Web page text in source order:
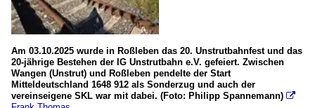
Am 03.10.2025 wurde in Roßleben das 20. Unstrutbahnfest und das
20-jährige Bestehen der IG Unstrutbahn e.V. gefeiert. Zwischen
Wangen (Unstrut) und Roßleben pendelte der Start
Mitteldeutschland 1648 912 als Sonderzug und auch der
vereinseigene SKL war mit dabei. (Foto: Philipp Spannemann) 